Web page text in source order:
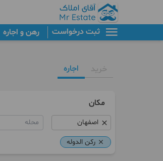
ثبت درخواست رهن و اجاره
خرید اجاره
مکان
محله
رکن الدوله